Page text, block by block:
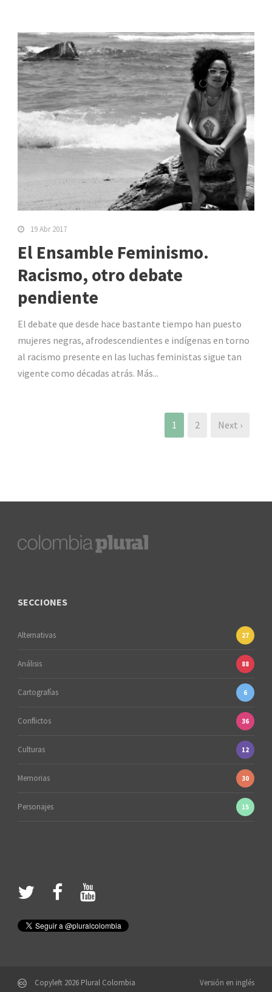
19 Abr 2017
El Ensamble Feminismo.
Racismo, otro debate
pendiente
El debate que desde hace bastante tiempo han puesto
mujeres negras, afrodescendientes e indígenas en torno
al racismo presente en las luchas feministas sigue tan
vigente como décadas atrás. Más...
1 2 Next ›
SECCIONES
Alternativas 27
Análisis 88
Cartografías 6
Conflictos 36
Culturas 12
Memorias 30
Personajes 15
Copyleft 2026 Plural Colombia Versión en inglés